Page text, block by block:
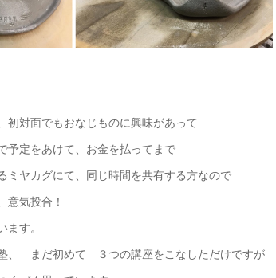
初対面でもおなじものに興味があって
予定をあけて、お金を払ってまで
ミヤカグにて、同じ時間を共有する方なので
意気投合！
ます。
、 まだ初めて ３つの講座をこなしただけですが